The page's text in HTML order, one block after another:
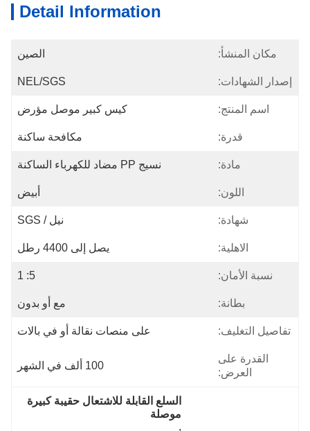
Detail Information
مكان المنشأ: الصين
إصدار الشهادات: NEL/SGS
اسم المنتج: كيس كبير موصل مؤرض
قدرة: مكافحة ساكنة
مادة: نسيج PP مضاد للكهرباء الساكنة
اللون: أبيض
شهادة: نيل / SGS
الاهلية: يصل إلى 4400 رطل
نسبة الأمان: 5: 1
بطانة: مع أو بدون
تفاصيل التغليف: على منصات نقالة أو في بالات
القدرة على
العرض:
100 ألف في الشهر
السلع القابلة للاشتعال حقيبة كبيرة
موصلة
,